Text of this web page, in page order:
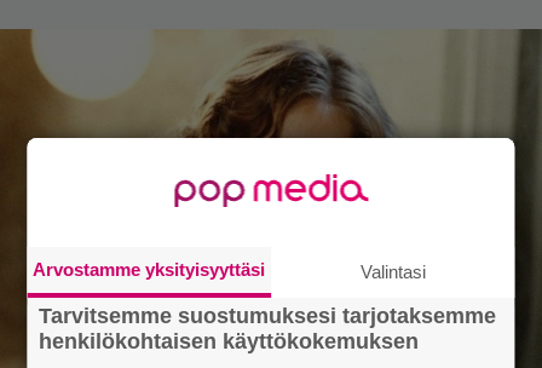
Arvostamme yksityisyyttäsi Valintasi
Tarvitsemme suostumuksesi tarjotaksemme
henkilökohtaisen käyttökokemuksen